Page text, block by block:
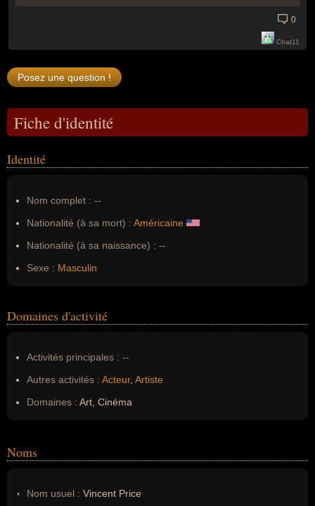
0
Chat11
Fiche d'identité
Identité
Nom complet : --
Nationalité (à sa mort) : Américaine
Nationalité (à sa naissance) : --
Sexe : Masculin
Domaines d'activité
Activités principales : --
Autres activités : Acteur, Artiste
Domaines : Art, Cinéma
Noms
Nom usuel : Vincent Price